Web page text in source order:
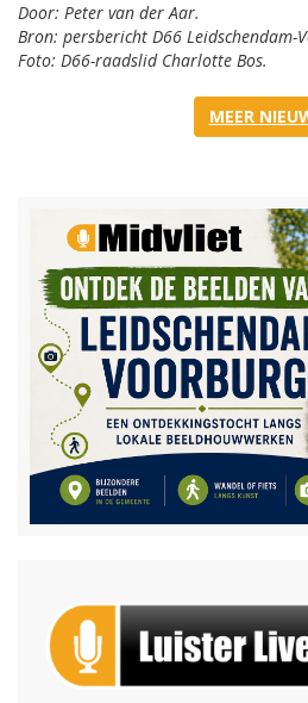
Door: Peter van der Aar.
Bron: persbericht D66 Leidschendam-
Foto: D66-raadslid Charlotte Bos.
MEER